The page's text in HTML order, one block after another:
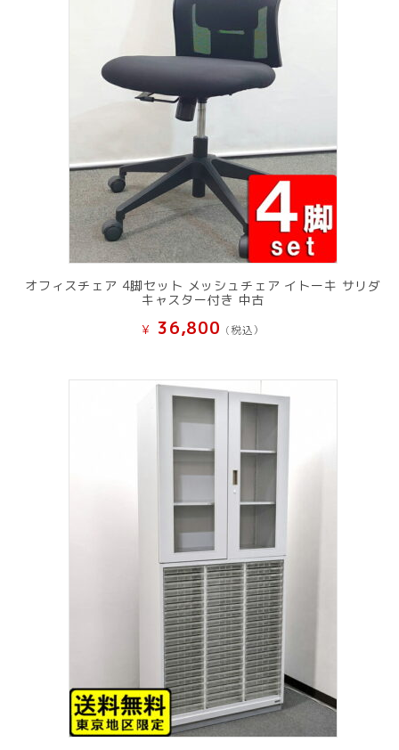
オフィスチェア 4脚セット メッシュチェア イトーキ サリダ
キャスター付き 中古
¥ 36,800 (税込）